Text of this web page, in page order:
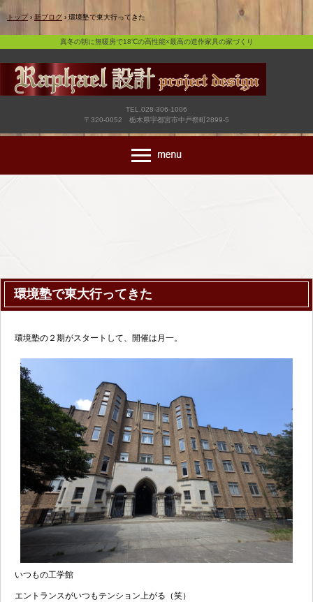
真冬の朝に無暖房で18℃の高性能×最高の造作家具の家づくり
トップ › 新ブログ › 環境塾で東大行ってきた
真冬の朝に無暖房で18℃の高性能×最高の造作家具の家づくり
TEL.028-306-1006
〒320-0052 栃木県宇都宮市中戸祭町2899-5
環境塾で東大行ってきた
環境塾の２期がスタートして、開催は月一。
いつもの工学館
エントランスがいつもテンション上がる（笑）